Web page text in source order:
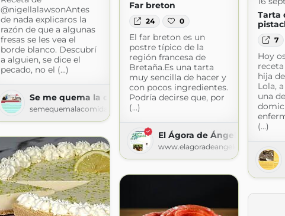
@nigellalawsonAntes
de nada explicaros la
razón de que a algunas
fresas se les vea el
borde blanco. Descubrí
a alguien, se dice el
pecado, no el (...)
Se me quema la comida
semequemalacomida.blogspot.com
Far breton
24 0
El far breton es un
postre típico de la
región francesa de
Bretaña.Es una tarta
muy sencilla de hacer y
con pocos ingredientes.
Podría decirse que, por
(...)
El Ágora de Ángeles
www.elagoradeangeles.com
Tarta
7
Hoy
hija
Lola,
una
(...)